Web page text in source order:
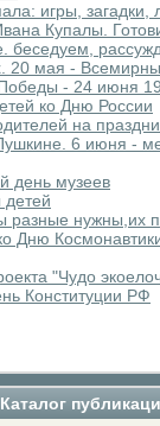
Каталог
игры, загадки,
Купалы.
беседуем,
20 мая -
- 24 июня
ко Дню России
на
6 июня -
день музеев
разные нужны,их
Дню
"Чудо
Конституции РФ